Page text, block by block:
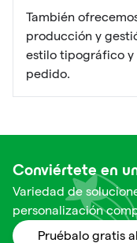
También
producción y
estilo tipográfico y
pedido.
Conviértete en
Variedad de
personalización
Pruébalo gratis